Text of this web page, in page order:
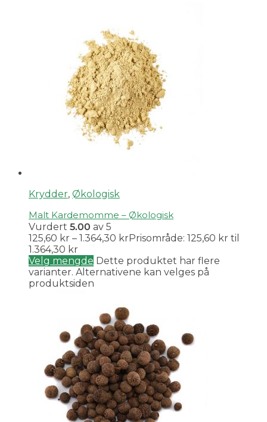
Krydder, Økologisk
Malt Kardemomme – Økologisk
Vurdert 5.00 av 5
125,60 kr – 1.364,30 krPrisområde: 125,60 kr til
1.364,30 kr
Velg mengde Dette produktet har flere
varianter. Alternativene kan velges på
produktsiden